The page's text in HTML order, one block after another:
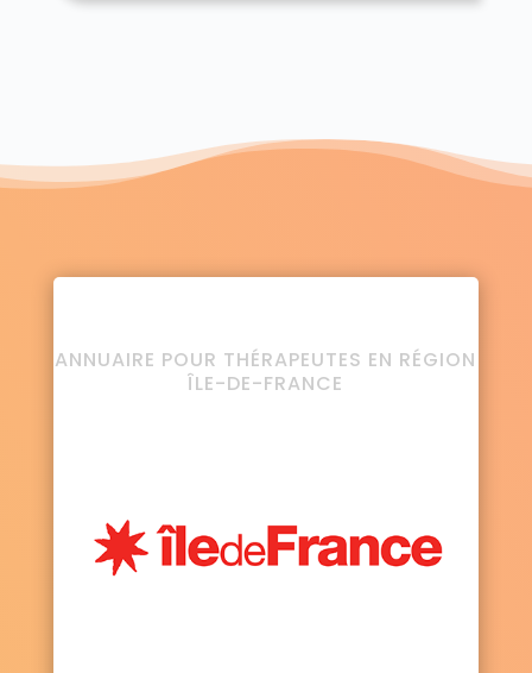
ANNUAIRE POUR THÉRAPEUTES EN RÉGION
ÎLE-DE-FRANCE